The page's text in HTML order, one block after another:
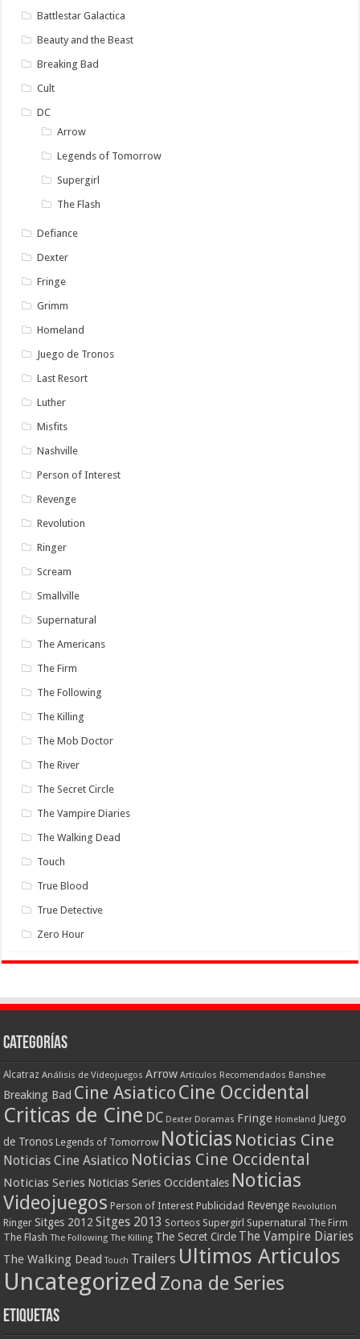
Battlestar Galactica
Beauty and the Beast
Breaking Bad
Cult
DC
Arrow
Legends of Tomorrow
Supergirl
The Flash
Defiance
Dexter
Fringe
Grimm
Homeland
Juego de Tronos
Last Resort
Luther
Misfits
Nashville
Person of Interest
Revenge
Revolution
Ringer
Scream
Smallville
Supernatural
The Americans
The Firm
The Following
The Killing
The Mob Doctor
The River
The Secret Circle
The Vampire Diaries
The Walking Dead
Touch
True Blood
True Detective
Zero Hour
Categorías
Alcatraz Análisis de Videojuegos Arrow Artículos Recomendados Banshee
Breaking Bad Cine AsiaticoCine Occidental
Criticas de Cine DC Dexter Doramas Fringe Homeland Juego
de Tronos Legends of Tomorrow Noticias Noticias Cine
Noticias Cine Asiatico Noticias Cine Occidental
Noticias Series Noticias Series Occidentales Noticias
Videojuegos Person of Interest Publicidad Revenge Revolution
Ringer Sitges 2012 Sitges 2013 Sorteos Supergirl Supernatural The Firm
The Flash The Following The Killing The Secret Circle The Vampire Diaries
The Walking Dead Touch Trailers Ultimos Articulos
Uncategorized Zona de Series
Etiquetas